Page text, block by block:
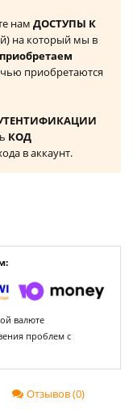
нам ДОСТУПЫ К
на который мы в
приобретаются
КОД
в аккаунт.
валюте
проблем с
Отзывов (0)